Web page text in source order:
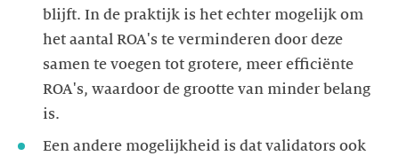
blijft. In de praktijk is het echter mogelijk om
het aantal ROA's te verminderen door deze
samen te voegen tot grotere, meer efficiënte
ROA's, waardoor de grootte van minder belang
is.
Een andere mogelijkheid is dat validators ook